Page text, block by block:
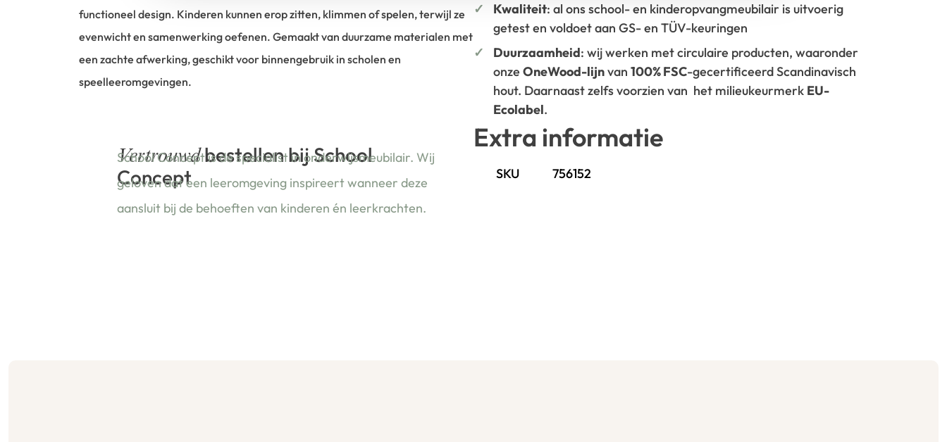
functioneel design. Kinderen kunnen erop zitten, klimmen of spelen, terwijl ze
evenwicht en samenwerking oefenen. Gemaakt van duurzame materialen met
een zachte afwerking, geschikt voor binnengebruik in scholen en
speelleeromgevingen.
Vertrouwdbestellen bij School
Concept
School Concept is de specialist in onderwijsmeubilair. Wij
geloven dat een leeromgeving inspireert wanneer deze
aansluit bij de behoeften van kinderen én leerkrachten.
Kwaliteit: al ons school- en kinderopvangmeubilair is uitvoerig
getest en voldoet aan GS- en TÜV-keuringen
Duurzaamheid: wij werken met circulaire producten, waaronder
onze OneWood-lijnvan 100% FSC-gecertificeerd Scandinavisch
hout. Daarnaast zelfs voorzien van het milieukeurmerk EU-
Ecolabel.
Extra informatie
SKU 756152